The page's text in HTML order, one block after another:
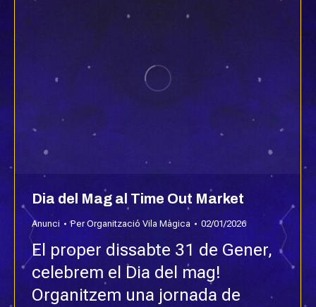
Dia del Mag al Time Out Market
Anunci PerOrganització Vila Màgica 02/01/2026
El proper dissabte 31 de Gener,
celebrem el Dia del mag!
Organitzem una jornada de